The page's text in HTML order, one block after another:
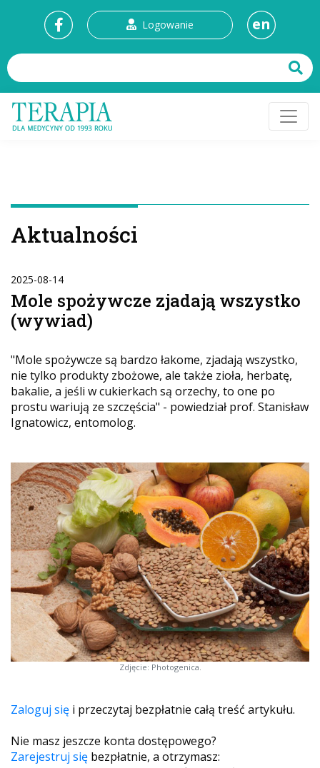
Logowanie en
Aktualności
2025-08-14
Mole spożywcze zjadają wszystko
(wywiad)
"Mole spożywcze są bardzo łakome, zjadają wszystko,
nie tylko produkty zbożowe, ale także zioła, herbatę,
bakalie, a jeśli w cukierkach są orzechy, to one po
prostu wariują ze szczęścia" - powiedział prof. Stanisław
Ignatowicz, entomolog.
Zdjęcie: Photogenica.
Zaloguj się i przeczytaj bezpłatnie całą treść artykułu.
Nie masz jeszcze konta dostępowego?
Zarejestruj się bezpłatnie, a otrzymasz: